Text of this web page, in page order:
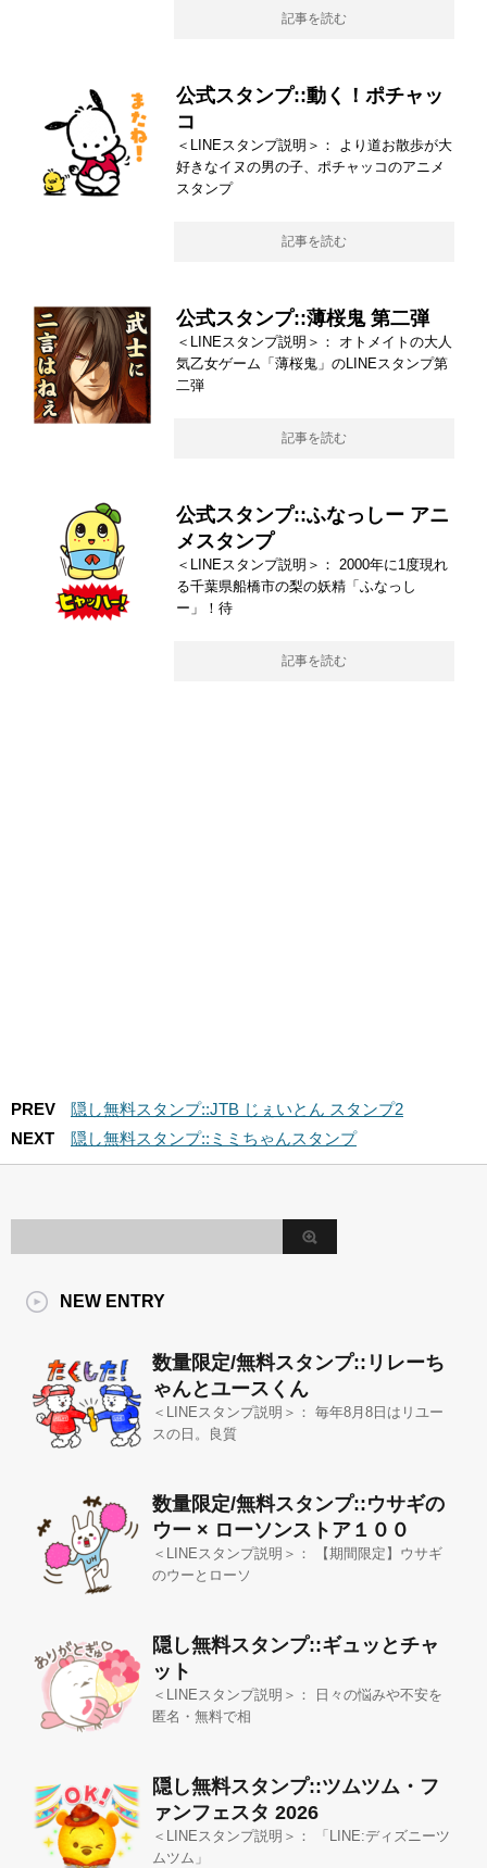
記事を読む
公式スタンプ::動く！ポチャッ
コ
＜LINEスタンプ説明＞： より道お散歩が大
好きなイヌの男の子、ポチャッコのアニメ
スタンプ
記事を読む
公式スタンプ::薄桜鬼 第二弾
＜LINEスタンプ説明＞： オトメイトの大人
気乙女ゲーム「薄桜鬼」のLINEスタンプ第
二弾
記事を読む
公式スタンプ::ふなっしー アニ
メスタンプ
＜LINEスタンプ説明＞： 2000年に1度現れ
る千葉県船橋市の梨の妖精「ふなっし
ー」！待
記事を読む
PREV
隠し無料スタンプ::JTB じぇいとん スタンプ2
NEXT
隠し無料スタンプ::ミミちゃんスタンプ
NEW ENTRY
数量限定/無料スタンプ::リレーち
ゃんとユースくん
＜LINEスタンプ説明＞： 毎年8月8日はリユー
スの日。良質
数量限定/無料スタンプ::ウサギの
ウー × ローソンストア１００
＜LINEスタンプ説明＞： 【期間限定】ウサギ
のウーとローソ
隠し無料スタンプ::ギュッとチャ
ット
＜LINEスタンプ説明＞： 日々の悩みや不安を
匿名・無料で相
隠し無料スタンプ::ツムツム・フ
ァンフェスタ 2026
＜LINEスタンプ説明＞： 「LINE:ディズニーツ
ムツム」